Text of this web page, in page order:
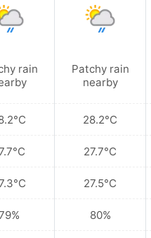
rain
Patchy rain
nearby
28.2°C
27.7°C
27.5°C
80%